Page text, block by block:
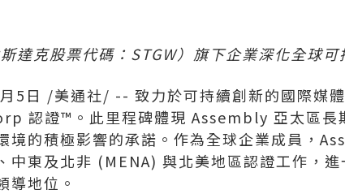
達克股票代碼：STGW）旗下企業深化全球可
5日 /美通社/ -- 致力於可持續創新的國際媒
認證™。此里程碑體現 Assembly 亞太區長
境的積極影響的承諾。作為全球企業成員，
中東及北非 (MENA) 與北美地區認證工作，
導地位。